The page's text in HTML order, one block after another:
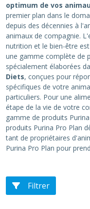
optimum de vos
premier plan dans le
depuis des décennies à
animaux de compagnie.
nutrition et le bien-être
une gamme complète de
spécialement élaborées
Diets, conçues pour
spécifiques de votre
particuliers. Pour une
étape de la vie de votre
gamme de produits
produits Purina Pro Plan
tant de propriétaires
Purina Pro Plan pour
Filtrer